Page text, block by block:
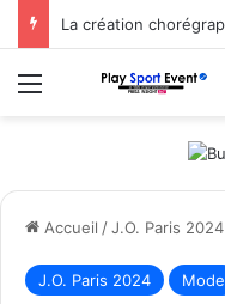
Menu
Accueil /J.O. Paris 2024
J.O. Paris 2024 Mode